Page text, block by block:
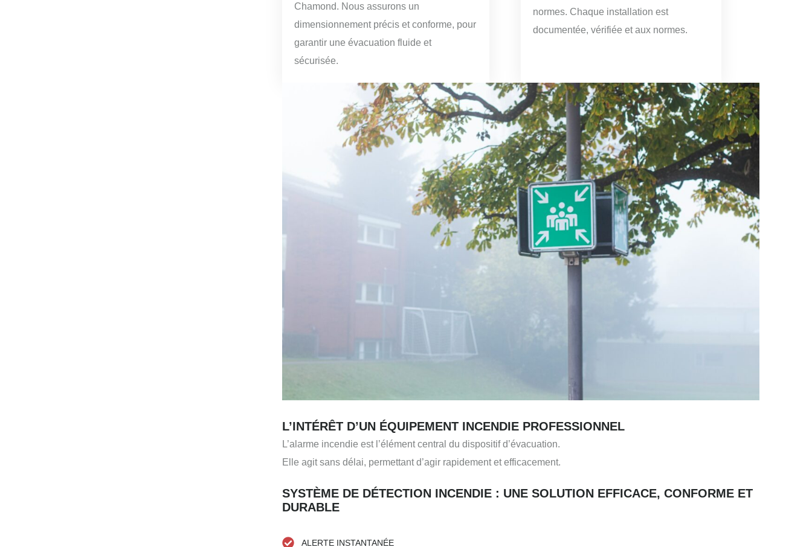
Chamond. Nous assurons un
dimensionnement précis et conforme, pour
garantir une évacuation fluide et
sécurisée.
normes. Chaque installation est
documentée, vérifiée et aux normes.
L’INTÉRÊT D’UN ÉQUIPEMENT INCENDIE PROFESSIONNEL
L’alarme incendie est l’élément central du dispositif d’évacuation.
Elle agit sans délai, permettant d’agir rapidement et efficacement.
SYSTÈME DE DÉTECTION INCENDIE : UNE SOLUTION EFFICACE, CONFORME ET
DURABLE
ALERTE INSTANTANÉE